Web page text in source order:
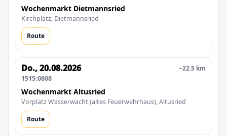
Wochenmarkt Dietmannsried
Kirchplatz, Dietmannsried
Route
Do., 20.08.2026
1515:0808
~22.5 km
Wochenmarkt Altusried
Vorplatz Wasserwacht (altes Feuerwehrhaus), Altusried
Route